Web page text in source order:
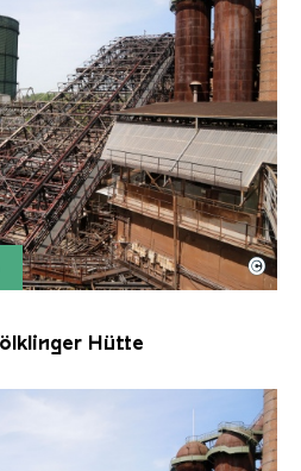
der Völklinger Hütte mit
Völklinger Hütte | Karl
©
Hütte